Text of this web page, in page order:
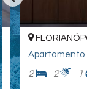
Apartamento
2 2 1